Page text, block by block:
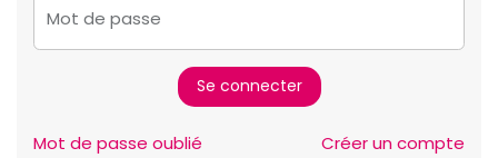
Mot de passe
Mot de passe oublié Créer un compte